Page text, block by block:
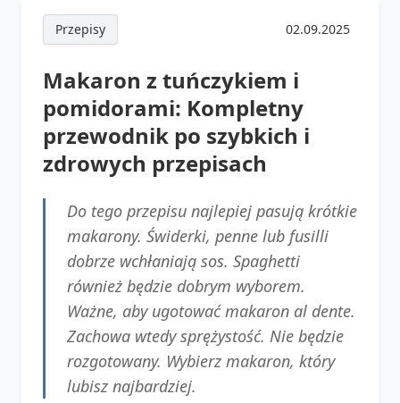
Przepisy 02.09.2025
Makaron z tuńczykiem i
pomidorami: Kompletny
przewodnik po szybkich i
zdrowych przepisach
Do tego przepisu najlepiej pasują krótkie
makarony. Świderki, penne lub fusilli
dobrze wchłaniają sos. Spaghetti
również będzie dobrym wyborem.
Ważne, aby ugotować makaron al dente.
Zachowa wtedy sprężystość. Nie będzie
rozgotowany. Wybierz makaron, który
lubisz najbardziej.